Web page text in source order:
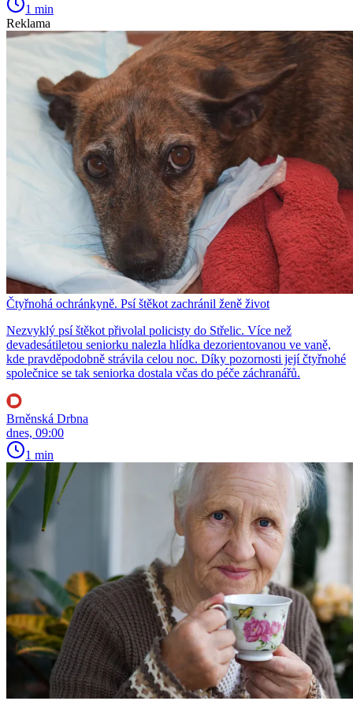
1 min
Reklama
Čtyřnohá ochránkyně. Psí štěkot zachránil ženě život
Nezvyklý psí štěkot přivolal policisty do Střelic. Více než
devadesátiletou seniorku nalezla hlídka dezorientovanou ve vaně,
kde pravděpodobně strávila celou noc. Díky pozornosti její čtyřnohé
společnice se tak seniorka dostala včas do péče záchranářů.
Brněnská Drbna
dnes, 09:00
1 min